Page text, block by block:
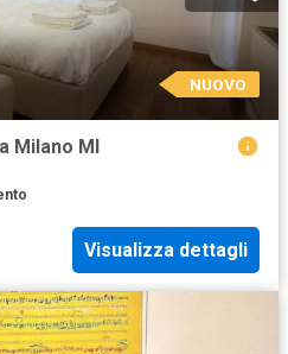
NUOVO
Milano MI
Visualizza dettagli